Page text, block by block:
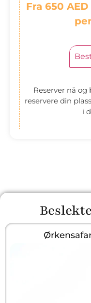
Fra 650
Reserver nå og
reservere din
i